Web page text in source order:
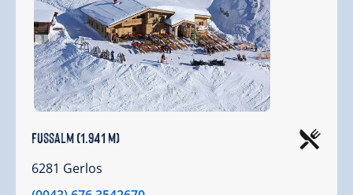
Fussalm (1.941 m)
6281 Gerlos